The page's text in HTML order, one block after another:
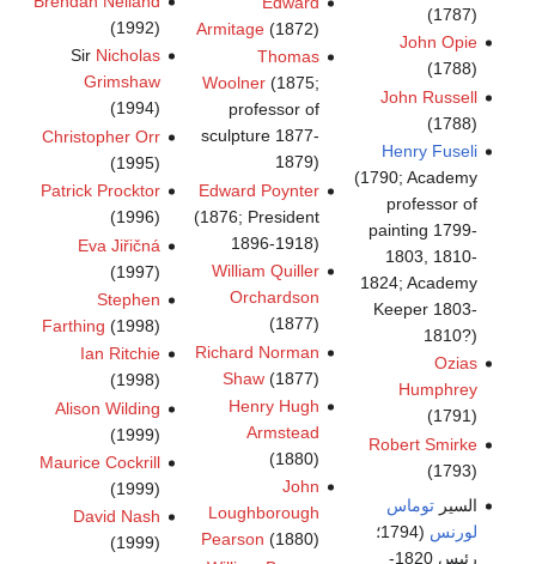
(1787)
John Opie
(1788)
John Russell
(1788)
Henry Fuseli
(1790; Academy
professor of
painting 1799-
1803, 1810-
1824; Academy
Keeper 1803-
1810?)
Ozias
Humphrey
(1791)
Robert Smirke
(1793)
السيرتوماس
لورنس
(1794؛
رئيس 1820-
Armitage(1872)
Thomas
Woolner(1875;
professor of
sculpture 1877-
1879)
Edward Poynter
(1876; President
1896-1918)
William Quiller
Orchardson
(1877)
Richard Norman
Shaw(1877)
Henry Hugh
Armstead
(1880)
John
Loughborough
Pearson (1880)
(1992)
Sir Nicholas
Grimshaw
(1994)
Christopher Orr
(1995)
Patrick Procktor
(1996)
Eva Jiřičná
(1997)
Stephen
Farthing (1998)
Ian Ritchie
(1998)
Alison Wilding
(1999)
Maurice Cockrill
(1999)
David Nash
(1999)